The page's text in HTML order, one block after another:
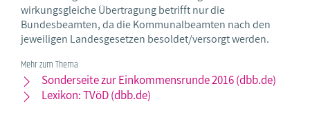
wirkungsgleiche Übertragung betrifft nur die
Bundesbeamten, da die Kommunalbeamten nach den
jeweiligen Landesgesetzen besoldet/versorgt werden.
Mehr zum Thema
Sonderseite zur Einkommensrunde 2016 (dbb.de)
Lexikon: TVöD (dbb.de)